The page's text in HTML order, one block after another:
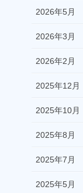
2026年5月
2026年3月
2026年2月
2025年12月
2025年10月
2025年8月
2025年7月
2025年5月